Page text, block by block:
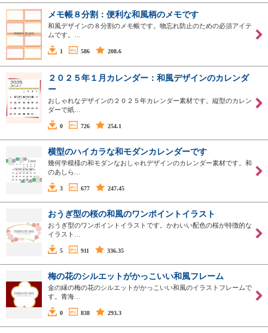
メモ帳８分割：便利な和風柄のメモです
和風デザインの８分割のメモ帳です。物忘れ防止のための必須アイテ
ムです。…
1 586 208.6
２０２５年１月カレンダー：和風デザインのカレンダ
ー
おしゃれなデザインの２０２５年カレンダー素材です。縦型のカレン
ダーで紙…
0 726 254.1
横型のハイカラな和モダンカレンダーです
幾何学模様の和モダンなおしゃれデザインのカレンダー素材です。和
のあしら…
3 677 247.45
おうぎ型の桜の和風のワンポイントイラスト
おうぎ型のワンポイントイラストです。かわいい配色の桜が特徴的な
イラスト…
5 911 336.35
梅の花のシルエットがかっこいい和風フレーム
金の縁の梅の花のシルエットがかっこいい和風のイラストフレームで
す。青海…
0 838 293.3